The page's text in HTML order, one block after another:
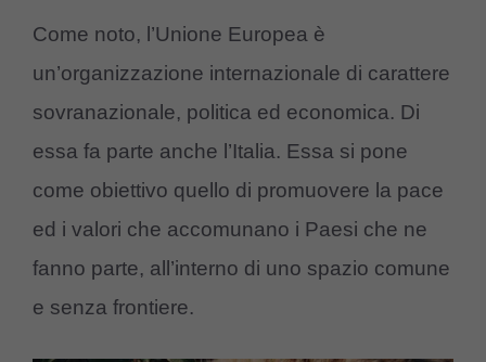
Come noto, l’Unione Europea è
un’organizzazione internazionale di carattere
sovranazionale, politica ed economica. Di
essa fa parte anche l’Italia. Essa si pone
come obiettivo quello di promuovere la pace
ed i valori che accomunano i Paesi che ne
fanno parte, all’interno di uno spazio comune
e senza frontiere.